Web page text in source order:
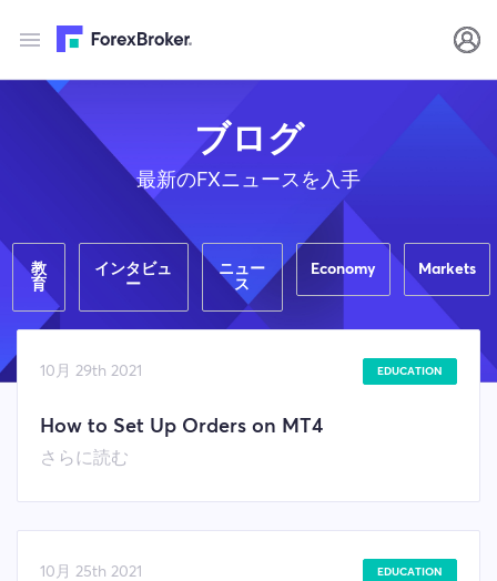
ブログ
最新のFXニュースを入手
教
育
インタビュ
ー
ニュー
ス
Economy Markets
10月 29th 2021 EDUCATION
How to Set Up Orders on MT4
さらに読む
10月 25th 2021 EDUCATION